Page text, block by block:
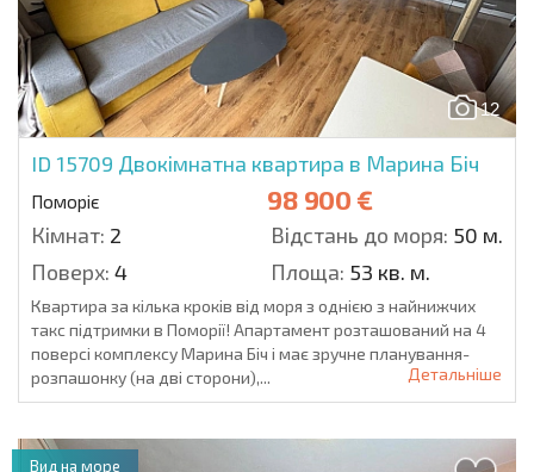
12
ID 15709 Двокімнатна квартира в Марина Біч
Поморіє 98 900 €
Кімнат: 2 Відстань до моря: 50 м.
Поверх: 4 Площа: 53 кв. м.
Квартира за кілька кроків від моря з однією з найнижчих
такс підтримки в Поморії! Апартамент розташований на 4
поверсі комплексу Марина Біч і має зручне планування-
розпашонку (на дві сторони),...
Детальніше
Вид на море